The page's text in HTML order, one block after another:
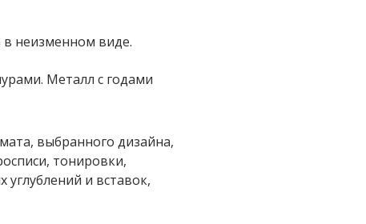
в неизменном виде.
Металл с годами
выбранного дизайна,
тонировки,
и вставок,